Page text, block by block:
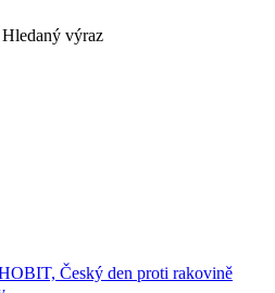
Hledaný výraz
Český den proti rakovině